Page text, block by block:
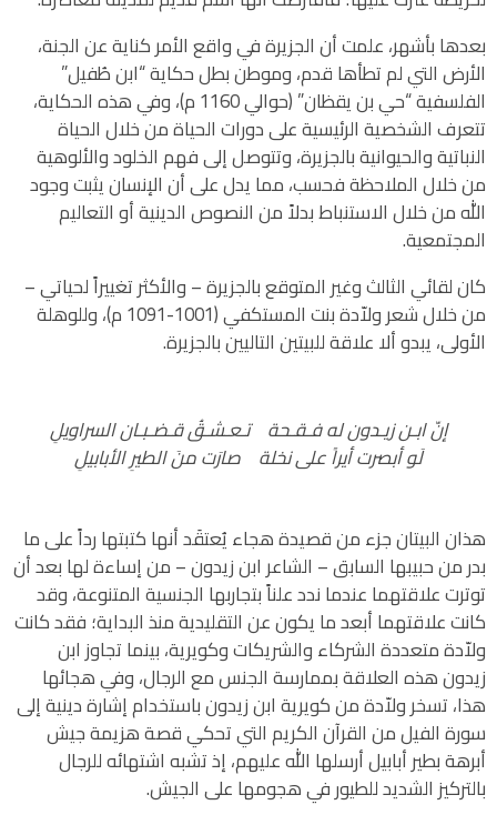
بعدها بأشهر، علمت أن الجزيرة في واقع الأمر كناية عن الجنة،
الأرض التي لم تطأها قدم، وموطن بطل حكاية “ابن طُفيل”
الفلسفية “حي بن يقظان” (حوالي 1160 م)، وفي هذه الحكاية،
تتعرف الشخصية الرئيسية على دورات الحياة من خلال الحياة
النباتية والحيوانية بالجزيرة، وتتوصل إلى فهم الخلود والألوهية
من خلال الملاحظة فحسب، مما يدل على أن الإنسان يثبت وجود
الله من خلال الاستنباط بدلاً من النصوص الدينية أو التعاليم
المجتمعية.
كان لقائي الثالث وغير المتوقع بالجزيرة – والأكثر تغييراً لحياتي –
من خلال شعر ولاّدة بنت المستكفي (1001-1091 م)، وللوهلة
الأولى، يبدو ألا علاقة للبيتين التاليين بالجزيرة.
إنّ ابـن زيـدون له فـقـحة تـعـشـقُ قـضـبـان السراويلِ
لَو أبصرت أيراً على نخلة صارَت منَ الطيرِ الأبابيلِ
هذان البيتان جزء من قصيدة هجاء يُعتقَد أنها كتبتها رداً على ما
بدر من حبيبها السابق – الشاعر ابن زيدون – من إساءة لها بعد أن
توترت علاقتهما عندما ندد علناً بتجاربها الجنسية المتنوعة، وقد
كانت علاقتهما أبعد ما يكون عن التقليدية منذ البداية؛ فقد كانت
ولاّدة متعددة الشركاء والشريكات وكويرية، بينما تجاوز ابن
زيدون هذه العلاقة بممارسة الجنس مع الرجال، وفي هجائها
هذا، تسخر ولاّدة من كويرية ابن زيدون باستخدام إشارة دينية إلى
سورة الفيل من القرآن الكريم التي تحكي قصة هزيمة جيش
أبرهة بطير أبابيل أرسلها الله عليهم، إذ تشبه اشتهائه للرجال
بالتركيز الشديد للطيور في هجومها على الجيش.